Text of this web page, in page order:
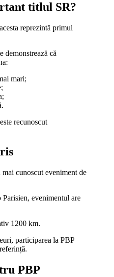
titlul SR?
reprezintă primul
demonstrează că
mari;
recunoscut
mai cunoscut eveniment de
evenimentul are
1200 km.
participarea la PBP
PBP